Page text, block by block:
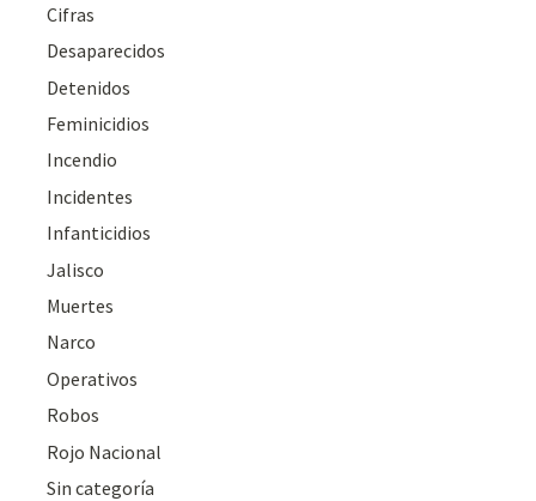
Cifras
Desaparecidos
Detenidos
Feminicidios
Incendio
Incidentes
Infanticidios
Jalisco
Muertes
Narco
Operativos
Robos
Rojo Nacional
Sin categoría